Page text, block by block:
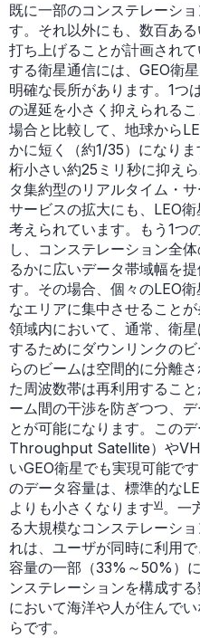
既に一部のコンステレーシ
す。それ以外にも、数百あ
打ち上げることが計画され
する衛星通信には、GEO衛
明確な長所があります。1つ
の遅延を小さく抑えられる
場合と比較して、地球から
かに短く（約1/35）になり
桁小さい約25ミリ秒に抑え
タ集約型のリアルタイム・
サービスの拡大にも、LEO
考えられています。もう1つ
し、コンステレーション全
るかに広いデータ帯域幅を
す。その場合、個々のLEO
なエリアに集中させること
領域内において、通常、衛
するためにダウンリンクの
らのビームは空間的に分離
た周波数帯は再利用するこ
ーム間の干渉を防ぎつつ、
とが可能になります。この
Throughput Satellite）や
いGEO衛星でも実現可能で
のデータ容量は、標準的な
よりも小さくなりますvi。一
る大規模なコンステレーシ
れは、ユーザが同時に利用
容量の一部（33%～50%）
ンステレーションを構成す
において海洋や人が住んで
らです。